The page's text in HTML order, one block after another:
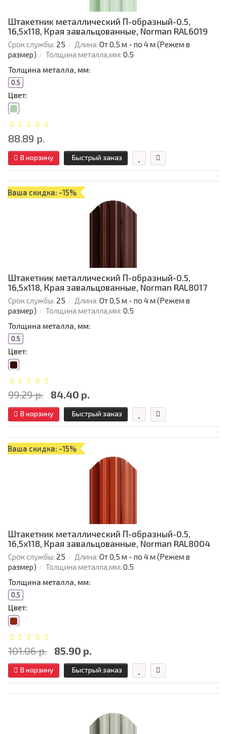
Штакетник металлический П-образный-0.5,
16,5х118, Края завальцованные, Norman RAL6019
Срок службы: 25 Длина: От 0,5 м - по 4 м (Режем в
размер)
Толщина металла,мм: 0.5
Толщина металла, мм:
0.5
Цвет:
88.89 р.
В корзину Быстрый заказ
Ваша скидка: -15%
Штакетник металлический П-образный-0.5,
16,5х118, Края завальцованные, Norman RAL8017
Срок службы: 25 Длина: От 0,5 м - по 4 м (Режем в
размер)
Толщина металла,мм: 0.5
Толщина металла, мм:
0.5
Цвет:
99.29 р. 84.40 р.
В корзину Быстрый заказ
Ваша скидка: -15%
Штакетник металлический П-образный-0.5,
16,5х118, Края завальцованные, Norman RAL8004
Срок службы: 25 Длина: От 0,5 м - по 4 м (Режем в
размер)
Толщина металла,мм: 0.5
Толщина металла, мм:
0.5
Цвет:
101.06 р. 85.90 р.
В корзину Быстрый заказ